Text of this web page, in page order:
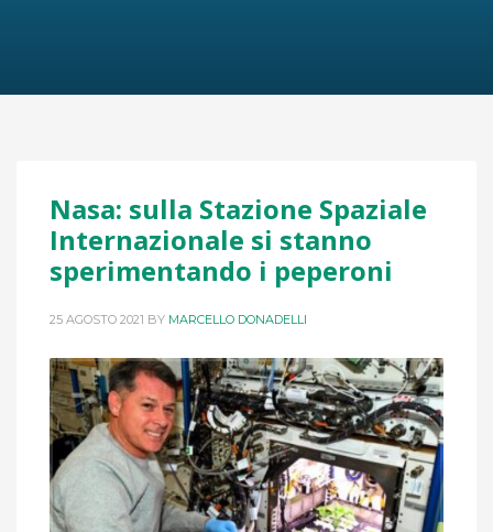
Nasa: sulla Stazione Spaziale
Internazionale si stanno
sperimentando i peperoni
25 AGOSTO 2021 BY MARCELLO DONADELLI